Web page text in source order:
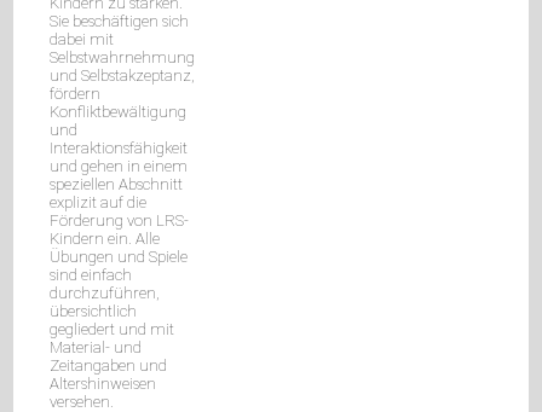
Sie beschäftigen sich
dabei mit
Selbstwahrnehmung
und Selbstakzeptanz,
fördern
Konfliktbewältigung
und
Interaktionsfähigkeit
und gehen in einem
speziellen Abschnitt
explizit auf die
Förderung von LRS-
Kindern ein. Alle
Übungen und Spiele
sind einfach
durchzuführen,
übersichtlich
gegliedert und mit
Material- und
Zeitangaben und
Altershinweisen
versehen.